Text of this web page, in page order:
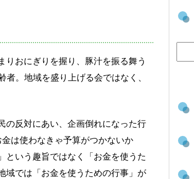
おにぎりを握り、豚汁を振る舞う
。地域を盛り上げる会ではなく、
の反対にあい、企画倒れになった行
は使わなきゃ予算がつかないか
という趣旨ではなく「お金を使うた
域では「お金を使うための行事」が